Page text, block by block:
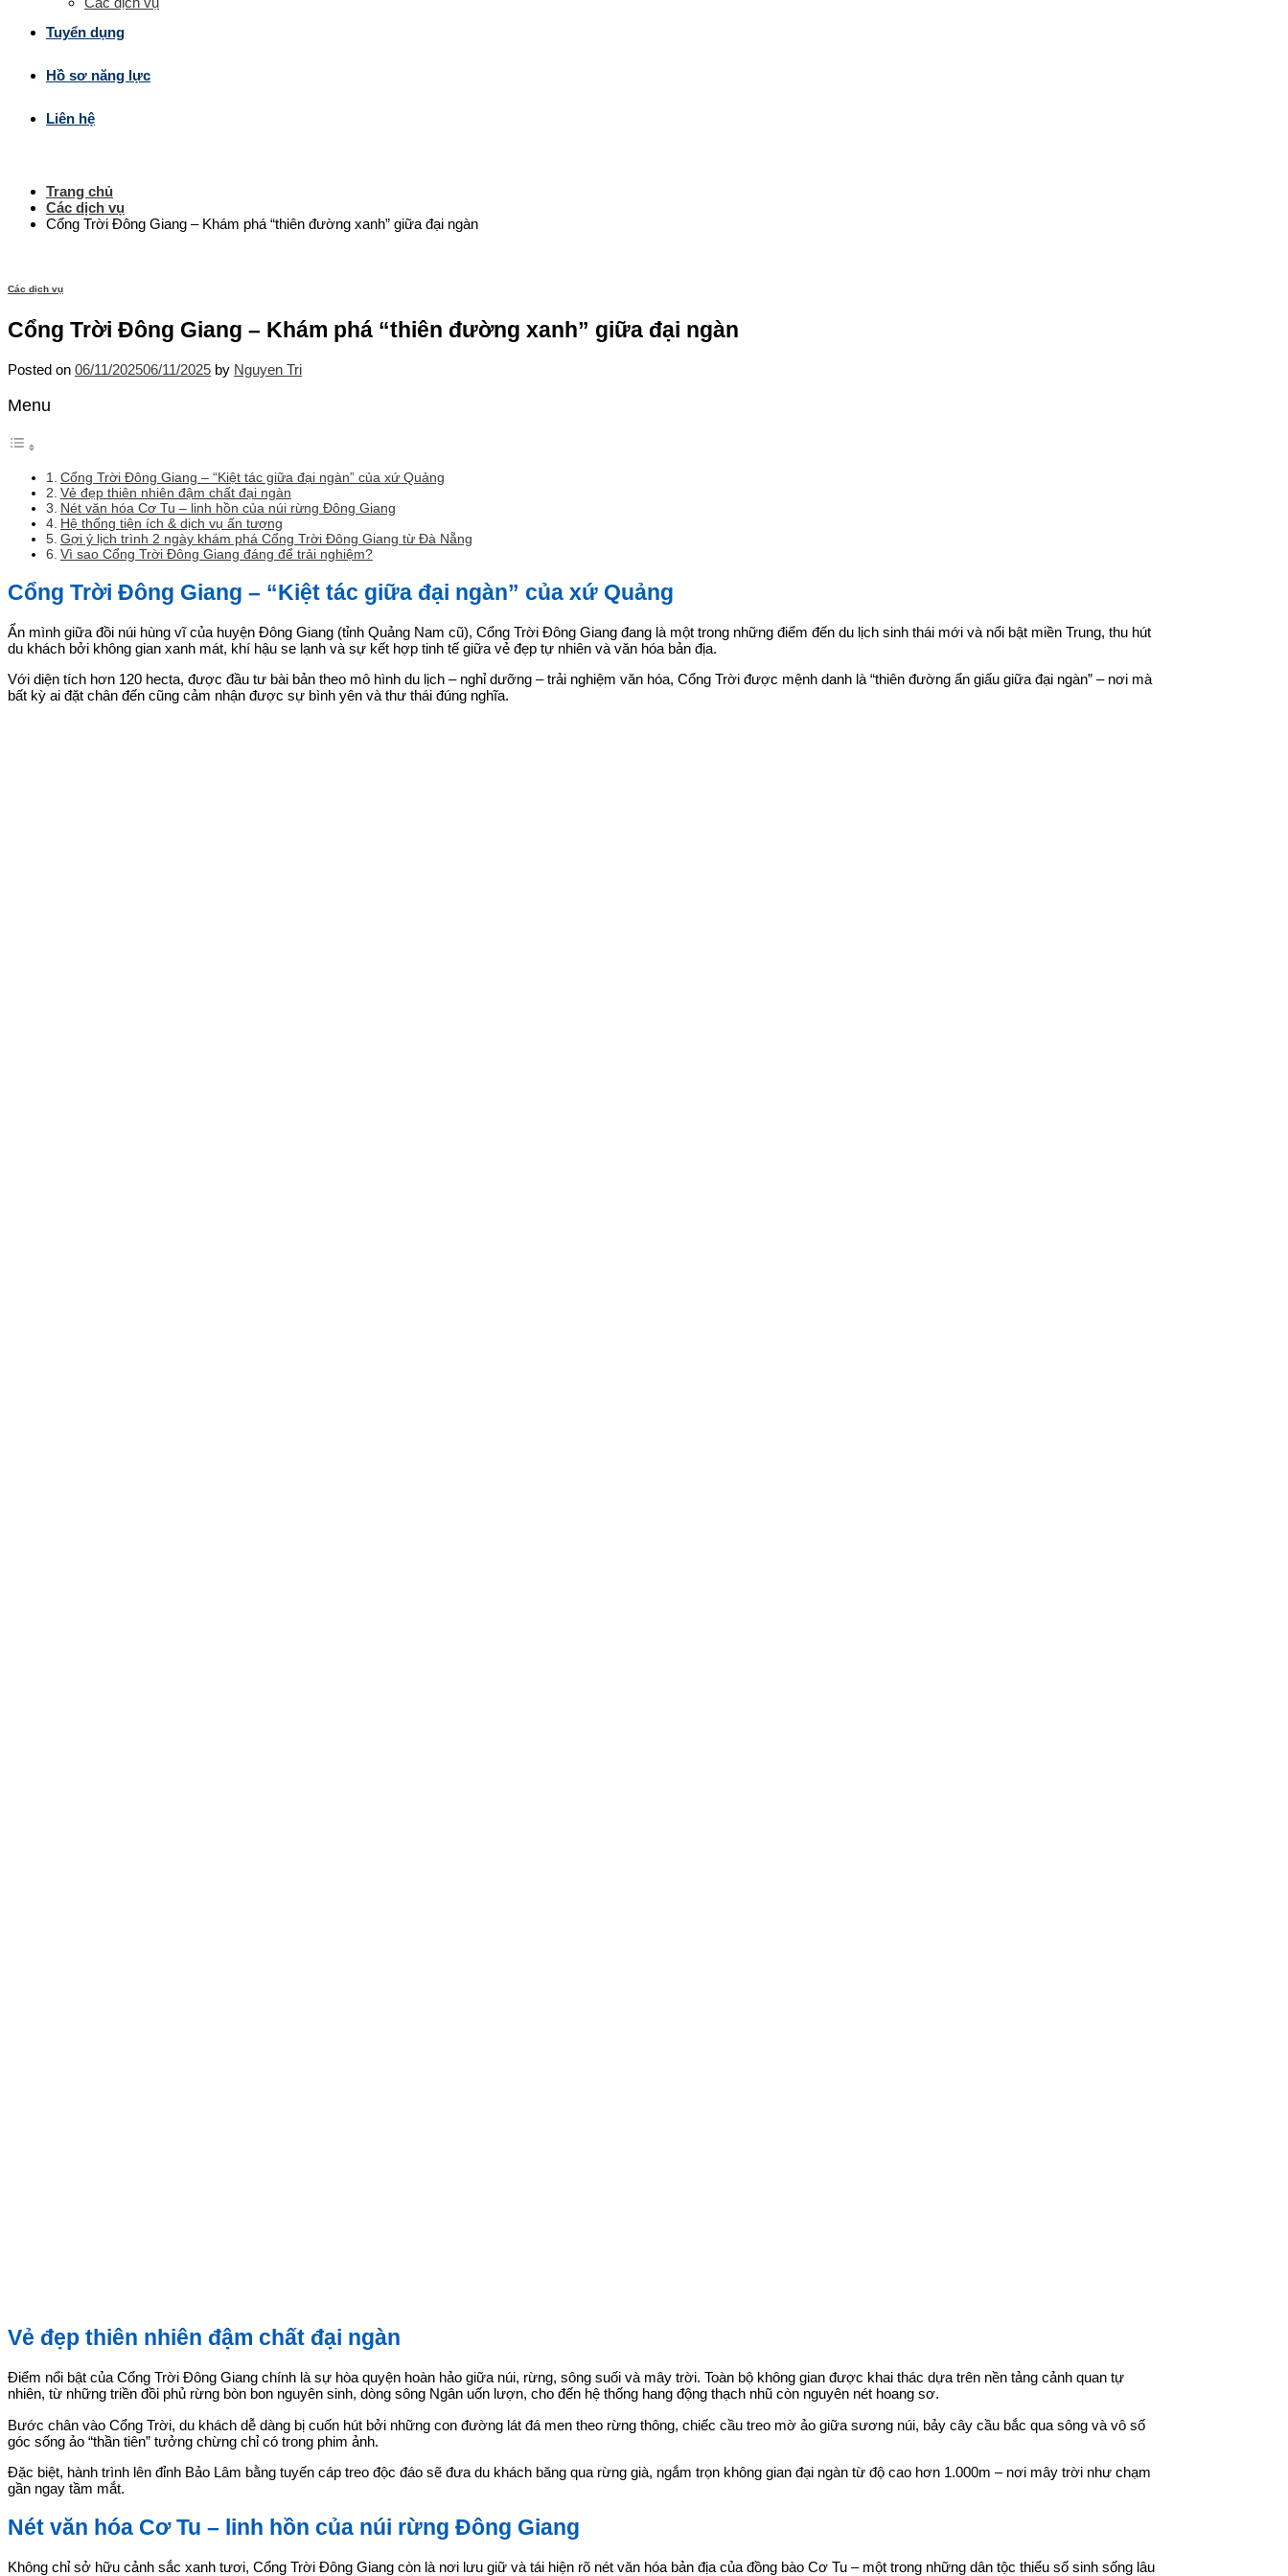
Tuyển dụng
Hồ sơ năng lực
Liên hệ
Trang chủ
Các dịch vụ
Cổng Trời Đông Giang – Khám phá “thiên đường xanh” giữa đại ngàn
Các dịch vụ
Cổng Trời Đông Giang – Khám phá “thiên đường xanh” giữa đại ngàn
Posted on 06/11/202506/11/2025 by Nguyen Tri
Menu
Cổng Trời Đông Giang – “Kiệt tác giữa đại ngàn” của xứ Quảng
Vẻ đẹp thiên nhiên đậm chất đại ngàn
Nét văn hóa Cơ Tu – linh hồn của núi rừng Đông Giang
Hệ thống tiện ích & dịch vụ ấn tượng
Gợi ý lịch trình 2 ngày khám phá Cổng Trời Đông Giang từ Đà Nẵng
Vì sao Cổng Trời Đông Giang đáng để trải nghiệm?
Cổng Trời Đông Giang – “Kiệt tác giữa đại ngàn” của xứ Quảng
Ẩn mình giữa đồi núi hùng vĩ của huyện Đông Giang (tỉnh Quảng Nam cũ), Cổng Trời Đông Giang đang là một trong những điểm đến du lịch sinh thái mới và nổi bật miền Trung, thu hút
du khách bởi không gian xanh mát, khí hậu se lạnh và sự kết hợp tinh tế giữa vẻ đẹp tự nhiên và văn hóa bản địa.
Với diện tích hơn 120 hecta, được đầu tư bài bản theo mô hình du lịch – nghỉ dưỡng – trải nghiệm văn hóa, Cổng Trời được mệnh danh là “thiên đường ẩn giấu giữa đại ngàn” – nơi mà
bất kỳ ai đặt chân đến cũng cảm nhận được sự bình yên và thư thái đúng nghĩa.
Vẻ đẹp thiên nhiên đậm chất đại ngàn
Điểm nổi bật của Cổng Trời Đông Giang chính là sự hòa quyện hoàn hảo giữa núi, rừng, sông suối và mây trời. Toàn bộ không gian được khai thác dựa trên nền tảng cảnh quan tự
nhiên, từ những triền đồi phủ rừng bòn bon nguyên sinh, dòng sông Ngân uốn lượn, cho đến hệ thống hang động thạch nhũ còn nguyên nét hoang sơ.
Bước chân vào Cổng Trời, du khách dễ dàng bị cuốn hút bởi những con đường lát đá men theo rừng thông, chiếc cầu treo mờ ảo giữa sương núi, bảy cây cầu bắc qua sông và vô số
góc sống ảo “thần tiên” tưởng chừng chỉ có trong phim ảnh.
Đặc biệt, hành trình lên đỉnh Bảo Lâm bằng tuyến cáp treo độc đáo sẽ đưa du khách băng qua rừng già, ngắm trọn không gian đại ngàn từ độ cao hơn 1.000m – nơi mây trời như chạm
gần ngay tầm mắt.
Nét văn hóa Cơ Tu – linh hồn của núi rừng Đông Giang
Không chỉ sở hữu cảnh sắc xanh tươi, Cổng Trời Đông Giang còn là nơi lưu giữ và tái hiện rõ nét văn hóa bản địa của đồng bào Cơ Tu – một trong những dân tộc thiểu số sinh sống lâu